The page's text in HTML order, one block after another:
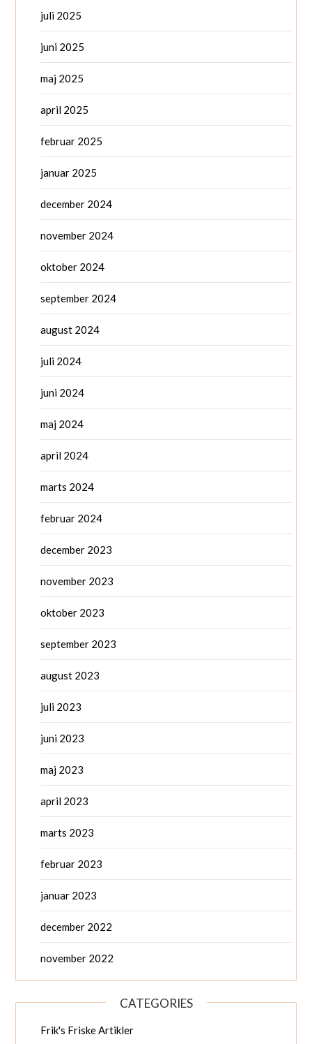
juli 2025
juni 2025
maj 2025
april 2025
februar 2025
januar 2025
december 2024
november 2024
oktober 2024
september 2024
august 2024
juli 2024
juni 2024
maj 2024
april 2024
marts 2024
februar 2024
december 2023
november 2023
oktober 2023
september 2023
august 2023
juli 2023
juni 2023
maj 2023
april 2023
marts 2023
februar 2023
januar 2023
december 2022
november 2022
CATEGORIES
Frik's Friske Artikler